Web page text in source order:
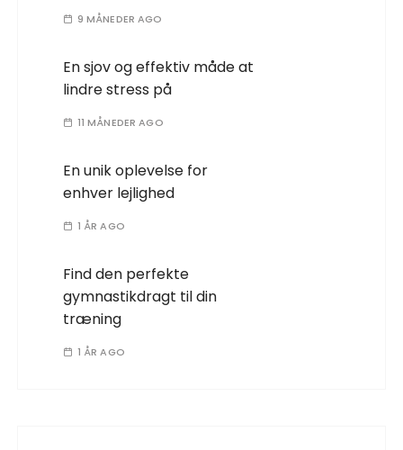
9 MÅNEDER AGO
En sjov og effektiv måde at
lindre stress på
11 MÅNEDER AGO
En unik oplevelse for
enhver lejlighed
1 ÅR AGO
Find den perfekte
gymnastikdragt til din
træning
1 ÅR AGO